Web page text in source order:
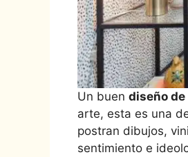
Un buen diseño
arte, esta es una
postran dibujos,
sentimiento e